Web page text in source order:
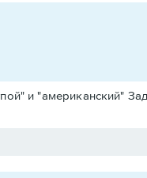
и "американский"